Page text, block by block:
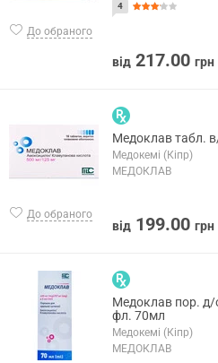
До обраного
4
від 217.00 грн
До обраного
Медоклав табл.
Медокемі (Кіпр)
МЕДОКЛАВ
від 199.00 грн
Медоклав пор.
фл. 70мл
Медокемі (Кіпр)
МЕДОКЛАВ